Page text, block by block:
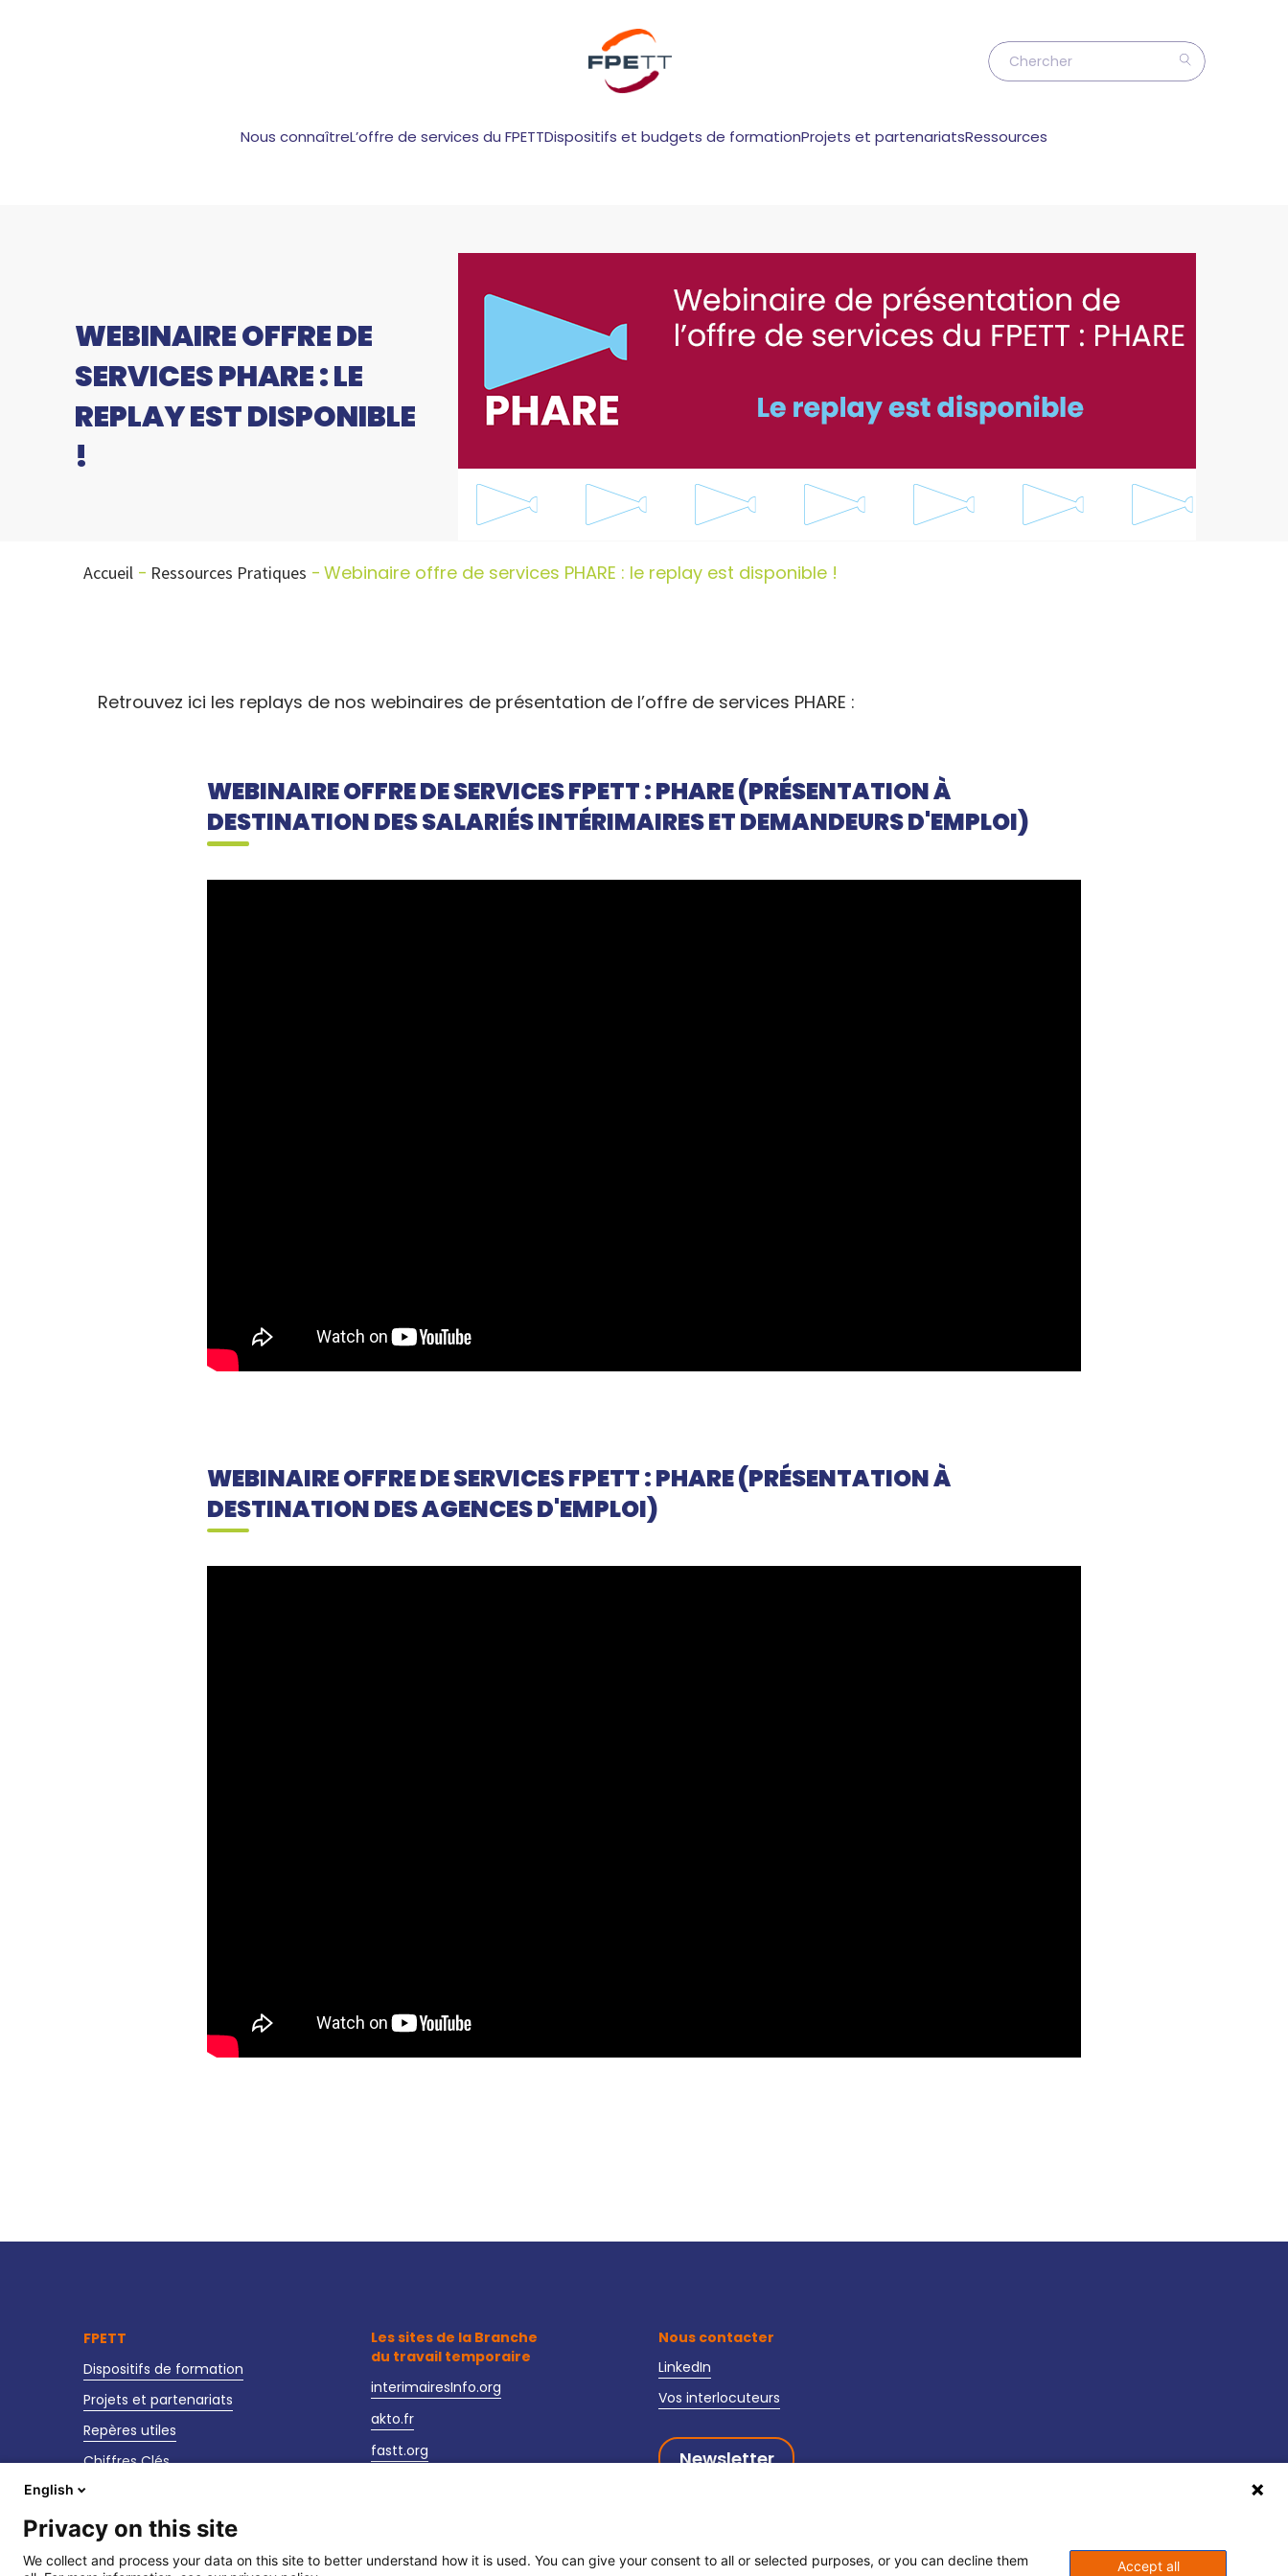
Nous connaîtreL’offre de services du FPETTDispositifs et budgets de formationProjets et partenariatsRessources
WEBINAIRE OFFRE DE
SERVICES PHARE : LE
REPLAY EST DISPONIBLE
!
Accueil Ressources Pratiques Webinaire offre de services PHARE : le replay est disponible !
Retrouvez ici les replays de nos webinaires de présentation de l’offre de services PHARE :
WEBINAIRE OFFRE DE SERVICES FPETT : PHARE (PRÉSENTATION À
DESTINATION DES SALARIÉS INTÉRIMAIRES ET DEMANDEURS D'EMPLOI)
WEBINAIRE OFFRE DE SERVICES FPETT : PHARE (PRÉSENTATION À
DESTINATION DES AGENCES D'EMPLOI)
FPETT
Dispositifs de formation
Projets et partenariats
Repères utiles
Chiffres Clés
Actualités
Nos événements
Les sites de la Branche
du travail temporaire
interimairesInfo.org
akto.fr
fastt.org
Nous contacter
LinkedIn
Vos interlocuteurs
Newsletter
English
Privacy on this site
We collect and process your data on this site to better understand how it is used. You can give your consent to all or selected purposes, or you can decline them
Accept all